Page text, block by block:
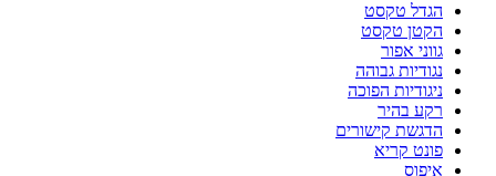
הגדל טקסט
הקטן טקסט
גווני אפור
נגודיות גבוהה
ניגודיות הפוכה
רקע בהיר
הדגשת קישורים
פונט קריא
איפוס